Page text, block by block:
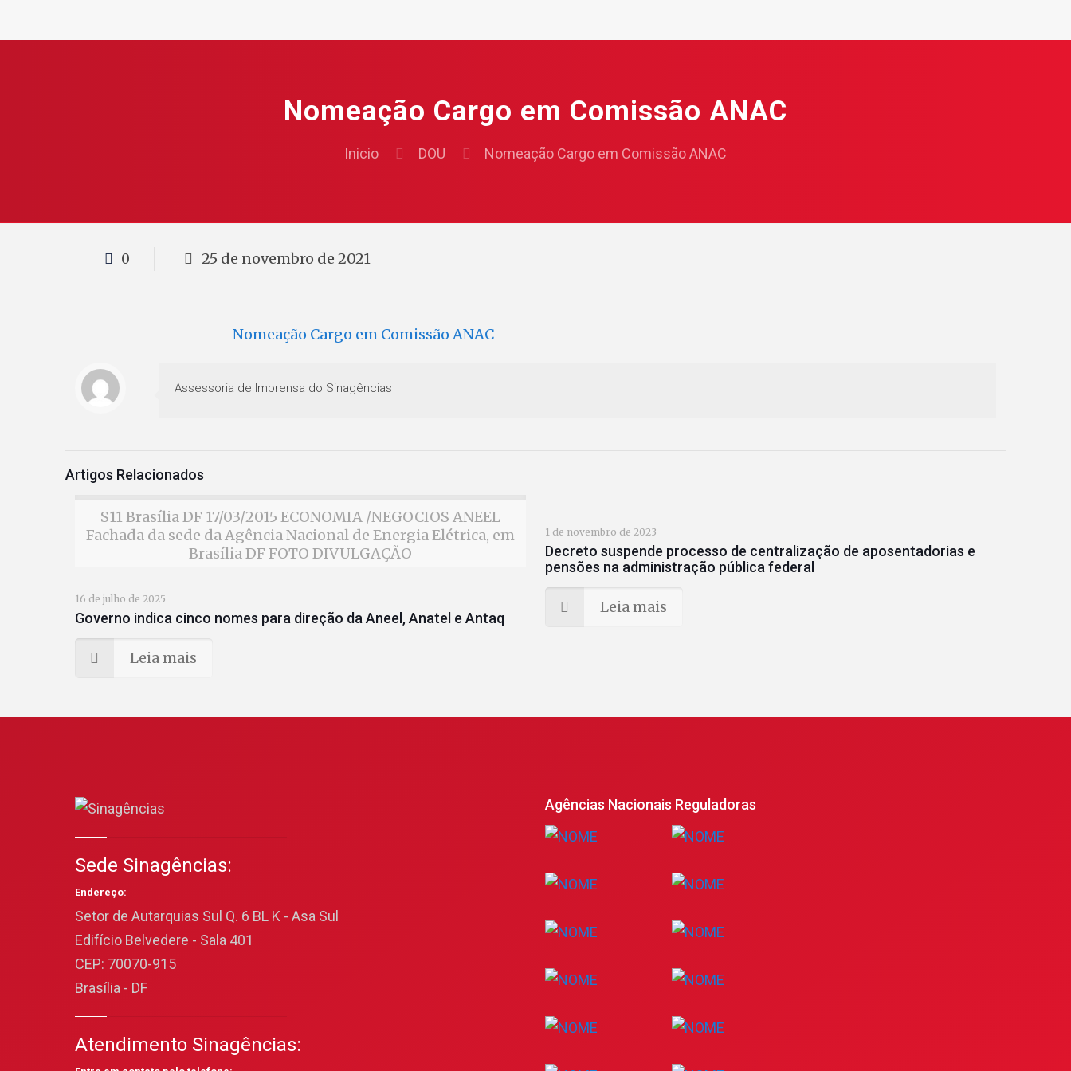
Nomeação Cargo em Comissão ANAC
Inicio DOU Nomeação Cargo em Comissão ANAC
0 25 de novembro de 2021
Nomeação Cargo em Comissão ANAC
Assessoria de Imprensa do Sinagências
Artigos Relacionados
S11 Brasília DF 17/03/2015 ECONOMIA /NEGOCIOS ANEEL
Fachada da sede da Agência Nacional de Energia Elétrica, em
Brasília DF FOTO DIVULGAÇÃO
16 de julho de 2025
Governo indica cinco nomes para direção da Aneel, Anatel e Antaq
Leia mais
1 de novembro de 2023
Decreto suspende processo de centralização de aposentadorias e
pensões na administração pública federal
Leia mais
Sede Sinagências:
Endereço:
Setor de Autarquias Sul Q. 6 BL K - Asa Sul
Edifício Belvedere - Sala 401
CEP: 70070-915
Brasília - DF
Atendimento Sinagências:
Agências Nacionais Reguladoras